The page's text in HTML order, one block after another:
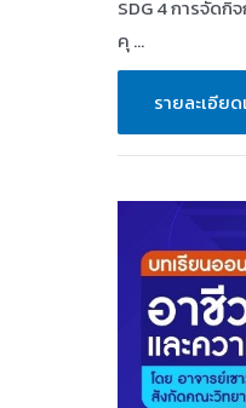
SDG 4 การจัดกิ
คุ …
SDG
4
รายละเอีย